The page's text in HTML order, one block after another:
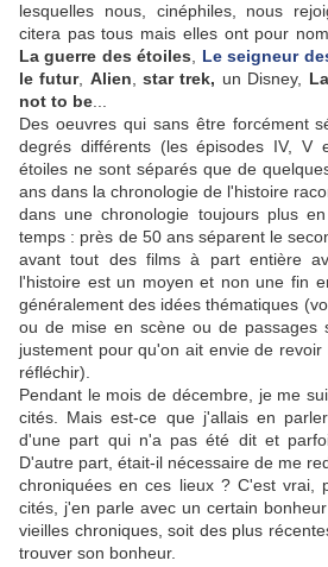
lesquelles nous, cinéphiles, nous
citera pas tous mais elles ont pour nom
La guerre des étoiles
Le seigneur
le futur, Alien star trek, un Disney,
not to be
Des oeuvres qui sans être forcément
degrés différents (les épisodes IV,
étoiles ne sont séparés que de
ans dans la chronologie de l'histoire
dans une chronologie toujours plus
temps : près de 50 ans séparent le
avant tout des films à part entière
l'histoire est un moyen et non une fin
généralement des idées thématiques
ou de mise en scène ou de passages
justement pour qu'on ait envie de
réfléchir).
Pendant le mois de décembre, je me
cités. Mais est-ce que j'allais en
d'une part qui n'a pas été dit et
D'autre part, était-il nécessaire de me
chroniquées en ces lieux ? C'est vrai,
cités, j'en parle avec un certain
vieilles chroniques, soit des plus
trouver son bonheur.